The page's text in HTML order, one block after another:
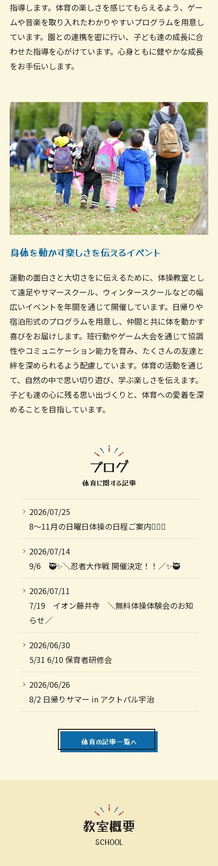
指導します。体育の楽しさを感じてもらえるよう、ゲー
ムや音楽を取り入れたわかりやすいプログラムを用意し
ています。園との連携を密に行い、子ども達の成長に合
わせた指導を心がけています。心身ともに健やかな成長
をお手伝いします。
身体を動かす楽しさを伝えるイベント
運動の面白さと大切さをに伝えるために、体操教室とし
て遠足やサマースクール、ウィンタースクールなどの幅
広いイベントを年間を通じて開催しています。日帰りや
宿泊形式のプログラムを用意し、仲間と共に体を動かす
喜びをお届けします。班行動やゲーム大会を通じて協調
性やコミュニケーション能力を育み、たくさんの友達と
絆を深められるよう配慮しています。体育の活動を通じ
て、自然の中で思い切り遊び、学ぶ楽しさを伝えます。
子ども達の心に残る思い出づくりと、体育への愛着を深
めることを目指しています。
ブログ
体育に関する記事
2026/07/25
8〜11月の日曜日体操の日程ご案内🤸‍♀️✨
2026/07/14
9/6 🥷✨＼忍者大作戦 開催決定！！／✨🥷
2026/07/11
7/19 イオン藤井寺 ＼無料体操体験会のお知
らせ／
2026/06/30
5/31 6/10 保育者研修会
2026/06/26
8/2 日帰りサマー in アクトパル宇治
体育の記事一覧へ
教室概要
SCHOOL